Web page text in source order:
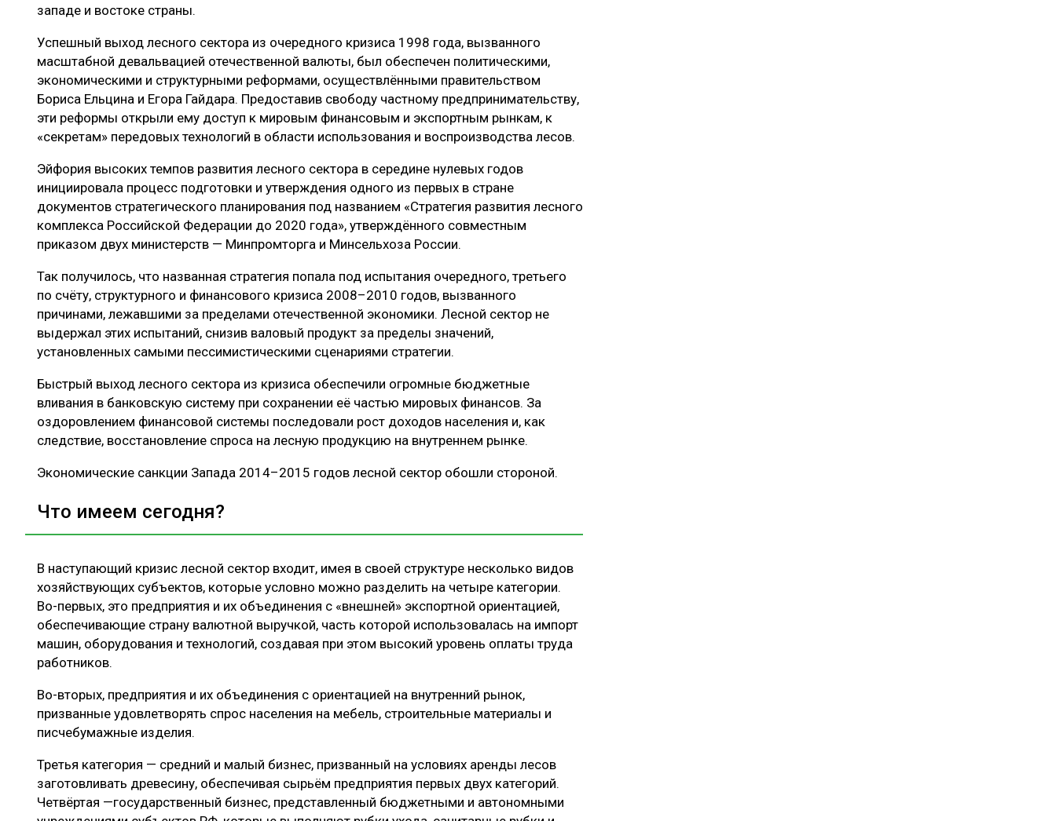
западе и востоке страны.
Успешный выход лесного сектора из очередного кризиса 1998 года, вызванного
масштабной девальвацией отечественной валюты, был обеспечен политическими,
экономическими и структурными реформами, осуществлёнными правительством
Бориса Ельцина и Егора Гайдара. Предоставив свободу частному предпринимательству,
эти реформы открыли ему доступ к мировым финансовым и экспортным рынкам, к
«секретам» передовых технологий в области использования и воспроизводства лесов.
Эйфория высоких темпов развития лесного сектора в середине нулевых годов
инициировала процесс подготовки и утверждения одного из первых в стране
документов стратегического планирования под названием «Стратегия развития лесного
комплекса Российской Федерации до 2020 года», утверждённого совместным
приказом двух министерств — Минпромторга и Минсельхоза России.
Так получилось, что названная стратегия попала под испытания очередного, третьего
по счёту, структурного и финансового кризиса 2008–2010 годов, вызванного
причинами, лежавшими за пределами отечественной экономики. Лесной сектор не
выдержал этих испытаний, снизив валовый продукт за пределы значений,
установленных самыми пессимистическими сценариями стратегии.
Быстрый выход лесного сектора из кризиса обеспечили огромные бюджетные
вливания в банковскую систему при сохранении её частью мировых финансов. За
оздоровлением финансовой системы последовали рост доходов населения и, как
следствие, восстановление спроса на лесную продукцию на внутреннем рынке.
Экономические санкции Запада 2014–2015 годов лесной сектор обошли стороной.
Что имеем сегодня?
В наступающий кризис лесной сектор входит, имея в своей структуре несколько видов
хозяйствующих субъектов, которые условно можно разделить на четыре категории.
Во-первых, это предприятия и их объединения с «внешней» экспортной ориентацией,
обеспечивающие страну валютной выручкой, часть которой использовалась на импорт
машин, оборудования и технологий, создавая при этом высокий уровень оплаты труда
работников.
Во-вторых, предприятия и их объединения с ориентацией на внутренний рынок,
призванные удовлетворять спрос населения на мебель, строительные материалы и
писчебумажные изделия.
Третья категория — средний и малый бизнес, призванный на условиях аренды лесов
заготовливать древесину, обеспечивая сырьём предприятия первых двух категорий.
Четвёртая —государственный бизнес, представленный бюджетными и автономными